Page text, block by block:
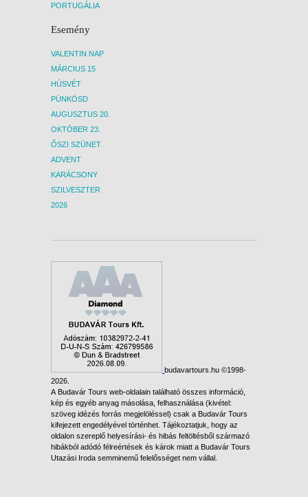
PORTUGÁLIA
Esemény
VALENTIN NAP
MÁRCIUS 15
HÚSVÉT
PÜNKÖSD
AUGUSZTUS 20.
OKTÓBER 23.
ŐSZI SZÜNET
ADVENT
KARÁCSONY
SZILVESZTER
2026
budavartours.hu ©1998-
2026.
A Budavár Tours web-oldalain található összes információ,
kép és egyéb anyag másolása, felhasználása (kivétel:
szöveg idézés forrás megjelöléssel) csak a Budavár Tours
kifejezett engedélyével történhet. Tájékoztatjuk, hogy az
oldalon szereplő helyesírási- és hibás feltöltésből származó
hibákból adódó félreértések és károk miatt a Budavár Tours
Utazási Iroda semminemű felelősséget nem vállal.